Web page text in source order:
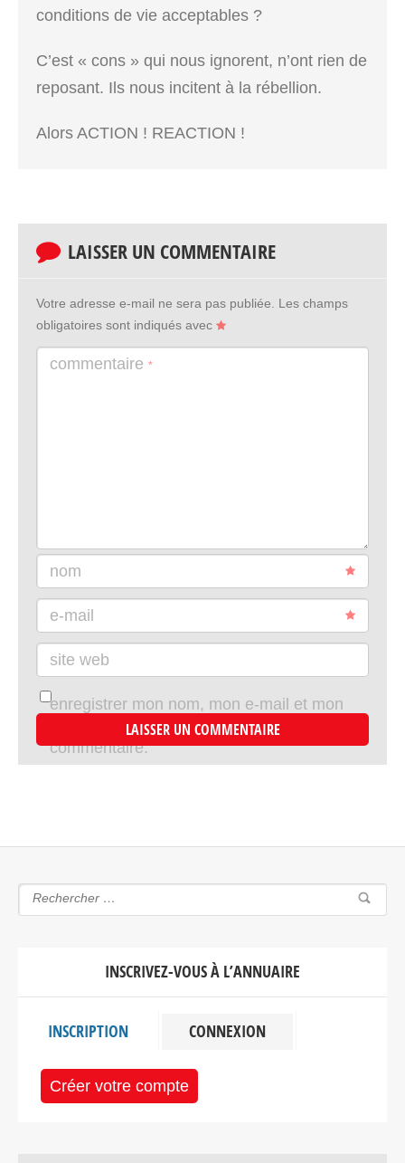
conditions de vie acceptables ?
C’est « cons » qui nous ignorent, n’ont rien de
reposant. Ils nous incitent à la rébellion.
Alors ACTION ! REACTION !
LAISSER UN COMMENTAIRE
Votre adresse e-mail ne sera pas publiée.
Les champs
obligatoires sont indiqués avec
commentaire *
nom
e-mail
site web
enregistrer mon nom, mon e-mail et mon
site dans le navigateur pour mon prochain
commentaire.
INSCRIVEZ-VOUS À L’ANNUAIRE
INSCRIPTION CONNEXION
Créer votre compte